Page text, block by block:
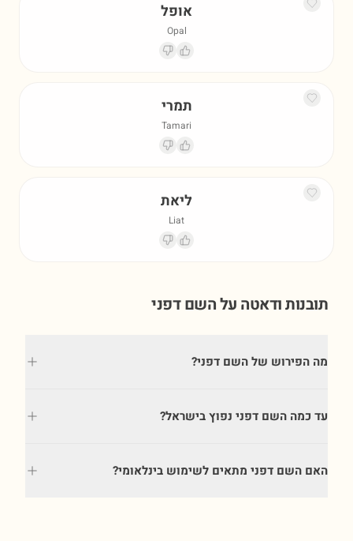
אופל
Opal
תמרי
Tamari
ליאת
Liat
תובנות ודאטה על השםדפני
מה הפירוש של השם דפני?
עד כמה השם דפני נפוץ בישראל?
האם השם דפני מתאים לשימוש בינלאומי?